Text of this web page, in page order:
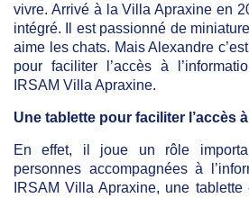
vivre. Arrivé à la Villa Apraxine en
intégré. Il est passionné de
aime les chats. Mais Alexandre
pour faciliter l’accès à
IRSAM Villa Apraxine.
Une tablette pour faciliter l’accès
En effet, il joue un rôle
personnes accompagnées à
IRSAM Villa Apraxine, une tablette